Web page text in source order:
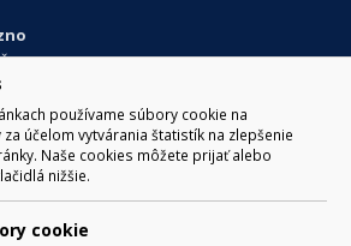
používame súbory cookie na
účelom vytvárania štatistík na zlepšenie
Naše cookies môžete prijať alebo
nižšie.
cookie
1